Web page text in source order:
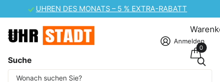
CASIO UHREN-SALE – 10 % EXTRA-RABATT
Suche
Anmelden
0
Einige Inhalte wurden maschinell übersetzt.